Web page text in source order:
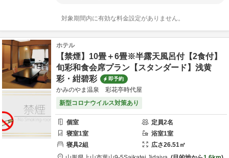
対象期間内に有効な料金設定がありません。
ホテル
【禁煙】10畳＋6畳※半露天風呂付【2食付】
旬彩和食会席プラン【スタンダード】浅黄
彩・紺碧彩
即予約
かみのやま温泉 彩花亭時代屋
新型コロナウイルス対策あり
個室 定員2名
寝室1室 浴室1室
寝具2組 広さ26.51㎡